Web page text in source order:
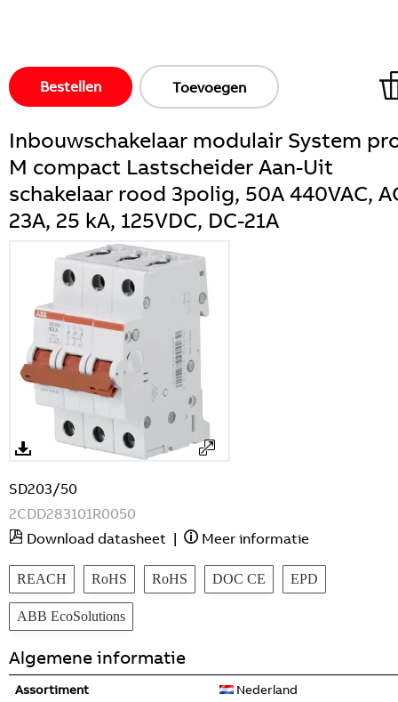
Bestellen Toevoegen
Inbouwschakelaar modulair System
M compact Lastscheider Aan-Uit
schakelaar rood 3polig, 50A 440VAC,
23A, 25 kA, 125VDC, DC-21A
SD203/50
2CDD283101R0050
Download datasheet | Meer informatie
REACH RoHS RoHS DOC CE EPD
ABB EcoSolutions
Algemene informatie
Assortiment
Nederland